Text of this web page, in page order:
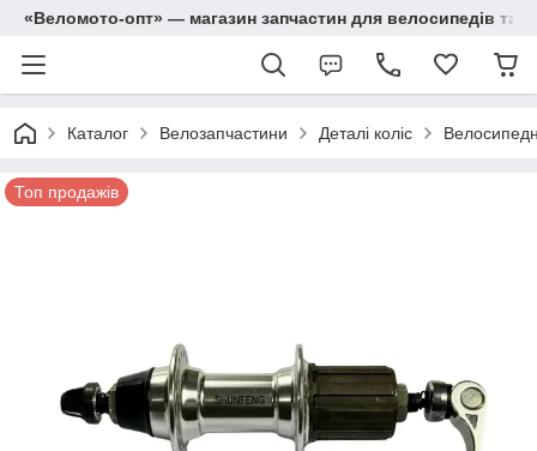
«Веломото-опт» — магазин запчастин для велосипедів та
Каталог Велозапчастини Деталі коліс
Топ продажів